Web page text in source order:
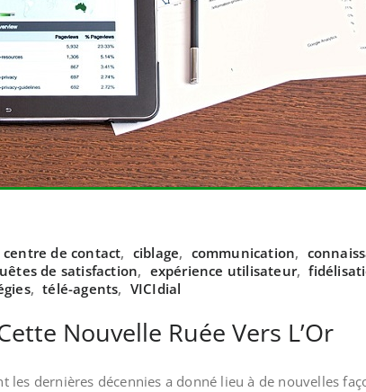
centre de contact, ciblage, communication,
de satisfaction, expérience utilisateur,
, télé-agents, VICIdial
Nouvelle Ruée Vers L’Or
les dernières décennies a donné lieu à de nouvelles